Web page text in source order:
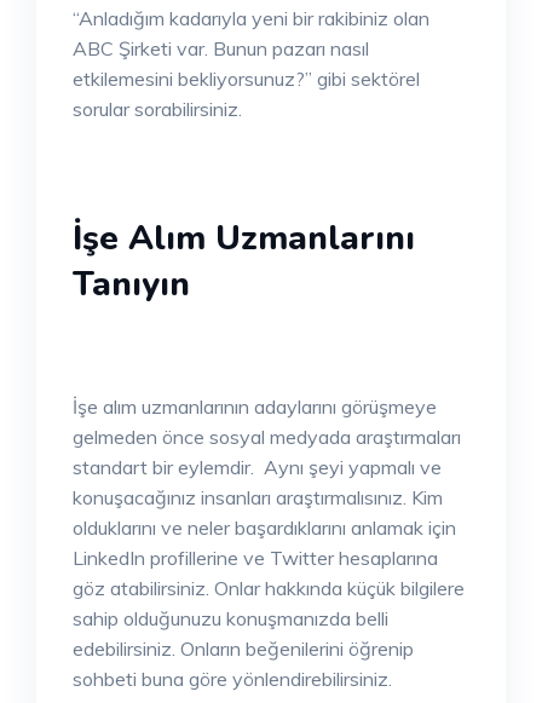
“Anladığım kadarıyla yeni bir rakibiniz olan
ABC Şirketi var. Bunun pazarı nasıl
etkilemesini bekliyorsunuz?” gibi sektörel
sorular sorabilirsiniz.
İşe Alım Uzmanlarını
Tanıyın
İşe alım uzmanlarının adaylarını görüşmeye
gelmeden önce sosyal medyada araştırmaları
standart bir eylemdir. Aynı şeyi yapmalı ve
konuşacağınız insanları araştırmalısınız. Kim
olduklarını ve neler başardıklarını anlamak için
LinkedIn profillerine ve Twitter hesaplarına
göz atabilirsiniz. Onlar hakkında küçük bilgilere
sahip olduğunuzu konuşmanızda belli
edebilirsiniz. Onların beğenilerini öğrenip
sohbeti buna göre yönlendirebilirsiniz.